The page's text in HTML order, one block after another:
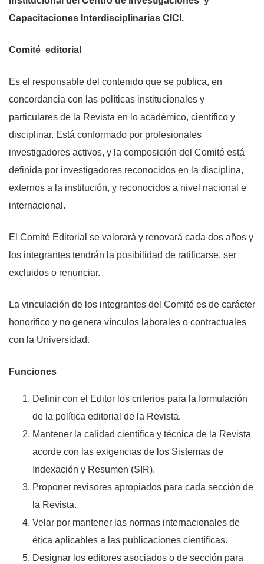
Capacitaciones Interdisciplinarias CICI.
Comité editorial
Es el responsable del contenido que se publica, en
concordancia con las políticas institucionales y
particulares de la Revista en lo académico, científico y
disciplinar. Está conformado por profesionales
investigadores activos, y la composición del Comité está
definida por investigadores reconocidos en la disciplina,
externos a la institución, y reconocidos a nivel nacional e
internacional.
El Comité Editorial se valorará y renovará cada dos años y
los integrantes tendrán la posibilidad de ratificarse, ser
excluidos o renunciar.
La vinculación de los integrantes del Comité es de carácter
honorífico y no genera vínculos laborales o contractuales
con la Universidad.
Funciones
Definir con el Editor los criterios para la formulación
de la política editorial de la Revista.
Mantener la calidad científica y técnica de la Revista
acorde con las exigencias de los Sistemas de
Indexación y Resumen (SIR).
Proponer revisores apropiados para cada sección de
la Revista.
Velar por mantener las normas internacionales de
ética aplicables a las publicaciones científicas.
Designar los editores asociados o de sección para